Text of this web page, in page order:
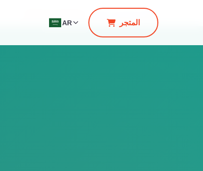
AR المتجر
الصفحة الرئيسية منتجات